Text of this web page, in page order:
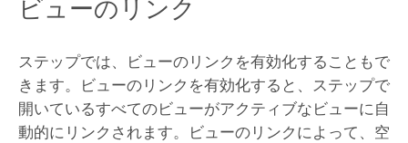
ビューのリンク
ステップでは、ビューのリンクを有効化することもで
きます。ビューのリンクを有効化すると、ステップで
開いているすべてのビューがアクティブなビューに自
動的にリンクされます。ビューのリンクによって、空